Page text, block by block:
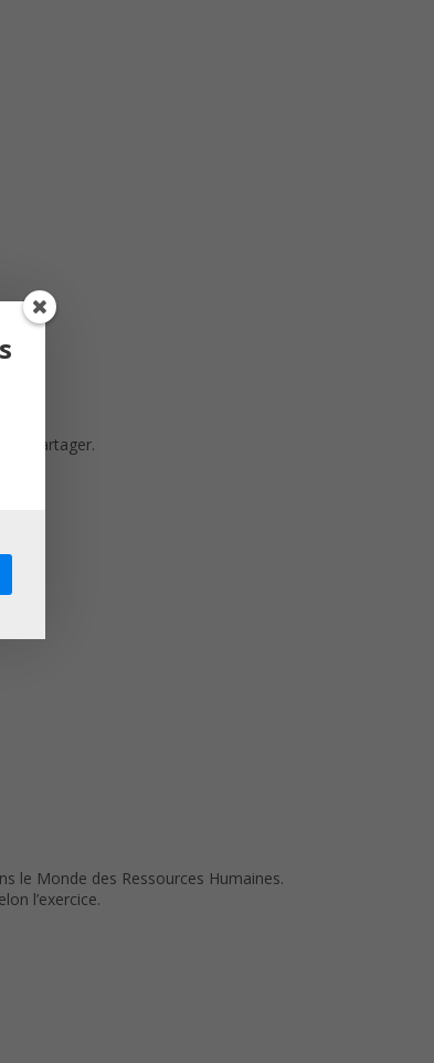
partager.
le Monde des Ressources Humaines.
l’exercice.